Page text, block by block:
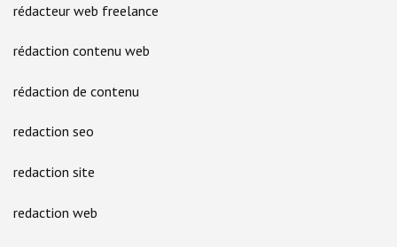
rédacteur web freelance
rédaction contenu web
rédaction de contenu
redaction seo
redaction site
redaction web